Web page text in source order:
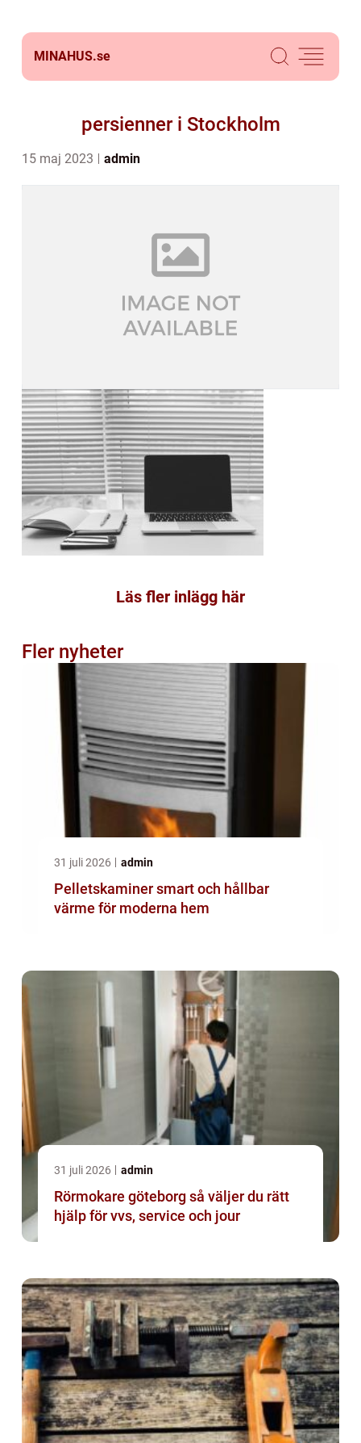
MINAHUS.se
persienner i Stockholm
15 maj 2023 admin
Läs fler inlägg här
Fler nyheter
31 juli 2026 admin
Pelletskaminer smart och hållbar
värme för moderna hem
31 juli 2026 admin
Rörmokare göteborg så väljer du rätt
hjälp för vvs, service och jour